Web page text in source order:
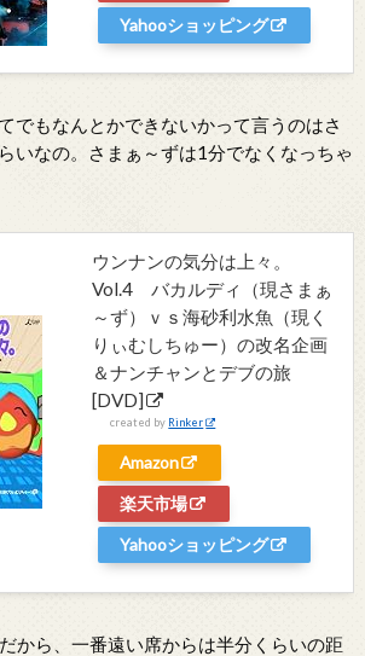
Yahooショッピング
でもなんとかできないかって言うのはさ
いなの。さまぁ～ずは1分でなくなっちゃ
ウンナンの気分は上々。
Vol.4 バカルディ（現さまぁ
～ず）ｖｓ海砂利水魚（現く
りぃむしちゅー）の改名企画
＆ナンチャンとデブの旅
[DVD]
created by Rinker
Amazon
楽天市場
Yahooショッピング
から、一番遠い席からは半分くらいの距